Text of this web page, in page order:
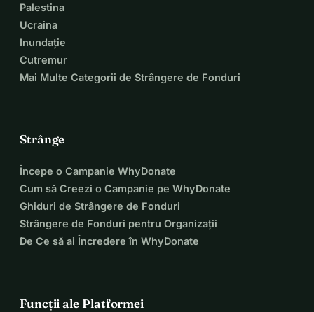
Palestina
Ucraina
Inundație
Cutremur
Mai Multe Categorii de Strângere de Fonduri
Strânge
Începe o Campanie WhyDonate
Cum să Creezi o Campanie pe WhyDonate
Ghiduri de Strângere de Fonduri
Strângere de Fonduri pentru Organizații
De Ce să ai Încredere în WhyDonate
Funcții ale Platformei